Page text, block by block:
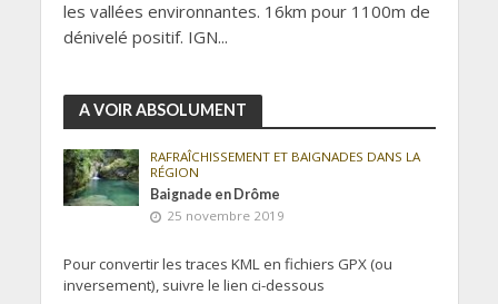
les vallées environnantes. 16km pour 1100m de
dénivelé positif. IGN...
A VOIR ABSOLUMENT
RAFRAÎCHISSEMENT ET BAIGNADES DANS LA
RÉGION
Baignade en Drôme
25 novembre 2019
Pour convertir les traces KML en fichiers GPX (ou
inversement), suivre le lien ci-dessous